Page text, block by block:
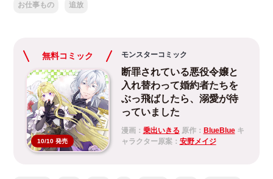
お仕事もの 追放
無料コミック
10/10 発売
モンスターコミック
断罪されている悪役令嬢と
入れ替わって婚約者たちを
ぶっ飛ばしたら、溺愛が待
っていました
漫画： 乗出いきる 原作： BlueBlueキ
ャラクター原案： 安野メイジ